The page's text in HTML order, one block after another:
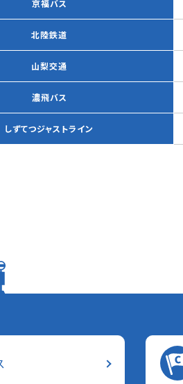
京福バス
北陸鉄道
山梨交通
濃飛バス
しずてつジャストライン